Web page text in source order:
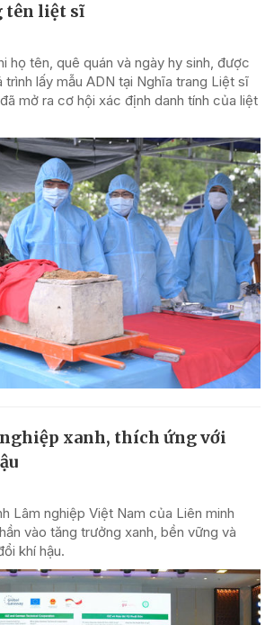
tên liệt sĩ
họ tên, quê quán và ngày hy sinh, được
trình lấy mẫu ADN tại Nghĩa trang Liệt sĩ
mở ra cơ hội xác định danh tính của liệt
xanh, thích ứng với
Lâm nghiệp Việt Nam của Liên minh
vào tăng trưởng xanh, bền vững và
khí hậu.